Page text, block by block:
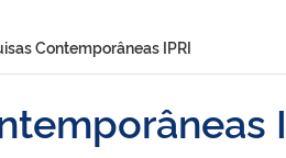
Contemporâneas IPRI